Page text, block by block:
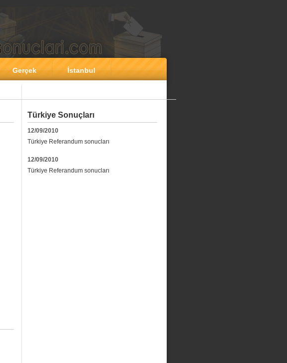
Gerçek İstanbul
Türkiye Sonuçları
12/09/2010
Türkiye Referandum sonucları
12/09/2010
Türkiye Referandum sonucları